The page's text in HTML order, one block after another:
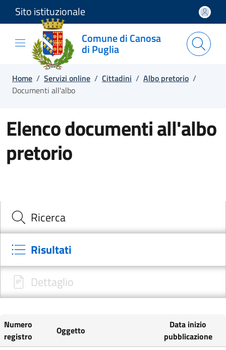
Salta e vai al contenuto
Salta e vai al footer
Sito istituzionale
Comune di Canosa
di Puglia
Home / Servizi online / Cittadini / Albo pretorio /
Documenti all'albo
Elenco documenti all'albo
pretorio
Ricerca
Risultati
Dettaglio
Numero
registro
Oggetto
Data inizio
pubblicazione